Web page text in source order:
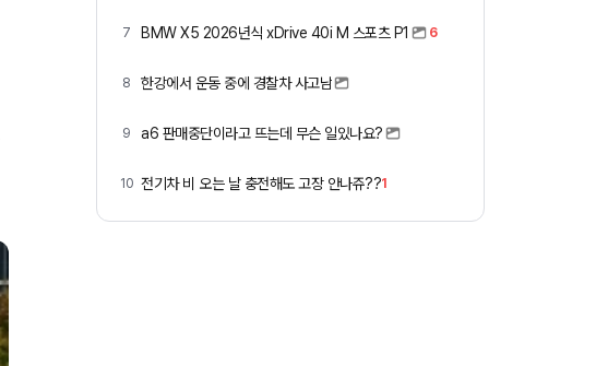
7 BMW X5 2026년식 xDrive 40i M 스포츠 P1 6
8 한강에서 운동 중에 경찰차 사고남
9 a6 판매중단이라고 뜨는데 무슨 일있나요?
10 전기차 비 오는 날 충전해도 고장 안나쥬??1